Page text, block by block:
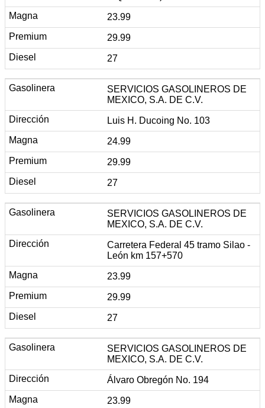
23.99
29.99
27
SERVICIOS GASOLINEROS DE
MEXICO, S.A. DE C.V.
Luis H. Ducoing No. 103
24.99
29.99
27
SERVICIOS GASOLINEROS DE
MEXICO, S.A. DE C.V.
Carretera Federal 45 tramo Silao -
León km 157+570
23.99
29.99
27
SERVICIOS GASOLINEROS DE
MEXICO, S.A. DE C.V.
Álvaro Obregón No. 194
23.99